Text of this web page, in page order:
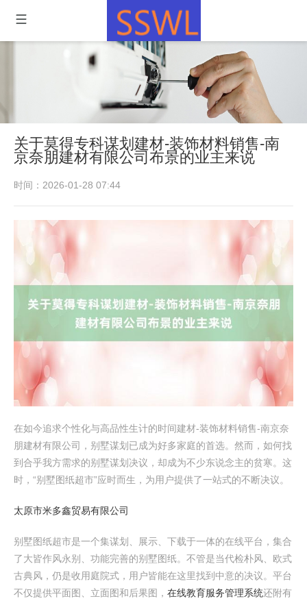
关于莫得专科谋划建材-装饰材料销售-南
京奈朋建材有限公司布景的业主来说
时间：2026-01-28 07:44
在如今追求个性化与高品性生计的时间建材-装饰材料销售-南京奈
朋建材有限公司，别墅谋划已成为好多家庭的首选。然而，如何找
到合乎我方需求的别墅谋划决议，却成为不少东说念主的贫寒。这
时，“别墅图纸超市”应时而生，为用户提供了一站式的不断决议。
太原市米多鑫贸易有限公司
别墅图纸超市是一个集谋划、展示、下载于一体的在线平台，集合
了大皆作风永别、功能完善的别墅图纸。不管是当代检朴风、欧式
古典风，仍是收用庭院式，用户皆能在这里找到中意的决议。平台
不仅提供平面图、立面图和后果图， 在线教育服务管理系统还附有